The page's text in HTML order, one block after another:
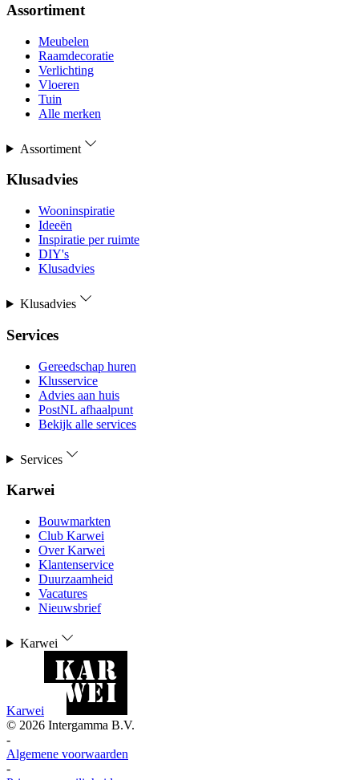
Assortiment
Meubelen
Raamdecoratie
Verlichting
Vloeren
Tuin
Alle merken
Assortiment
Klusadvies
Wooninspiratie
Ideeën
Inspiratie per ruimte
DIY's
Klusadvies
Klusadvies
Services
Gereedschap huren
Klusservice
Advies aan huis
PostNL afhaalpunt
Bekijk alle services
Services
Karwei
Bouwmarkten
Club Karwei
Over Karwei
Klantenservice
Duurzaamheid
Vacatures
Nieuwsbrief
Karwei
Karwei
© 2026 Intergamma B.V.
-
Algemene voorwaarden
-